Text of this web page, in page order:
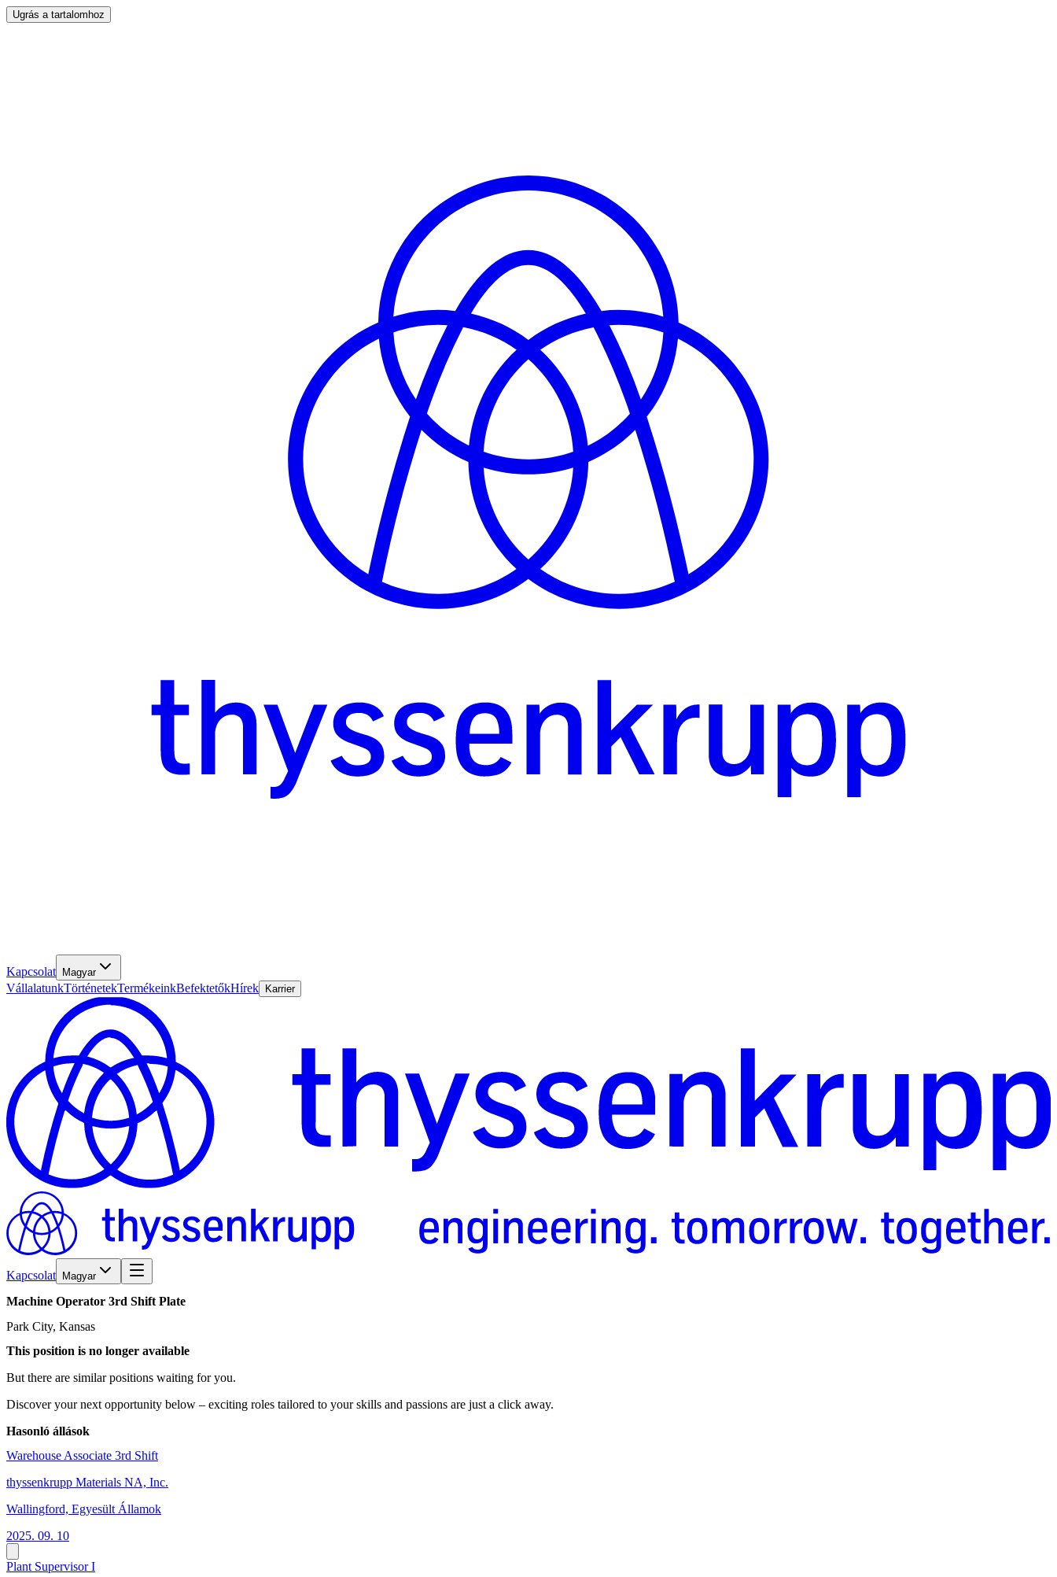
Ugrás a tartalomhoz
Kapcsolat Magyar
VállalatunkTörténetekTermékeinkBefektetőkHírek Karrier
Kapcsolat Magyar
Machine Operator 3rd Shift Plate
Park City, Kansas
This position is no longer available
But there are similar positions waiting for you.
Discover your next opportunity below – exciting roles tailored to your skills and passions are just a click away.
Hasonló állások
Warehouse Associate 3rd Shift
thyssenkrupp Materials NA, Inc.
Wallingford, Egyesült Államok
2025. 09. 10
Plant Supervisor I